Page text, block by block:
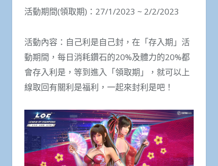
活動期間(領取期)：27/1/2023 ~ 2/2/2023
活動內容：自己利是自己封，在「存入期」活
動期間，每日消耗鑽石的20%及體力的20%都
會存入利是，等到進入「領取期」，就可以上
線取回有關利是福利，一起來封利是吧！